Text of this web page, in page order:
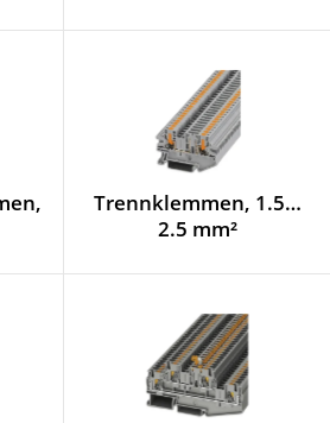
Trennklemmen, 1.5…
2.5 mm²